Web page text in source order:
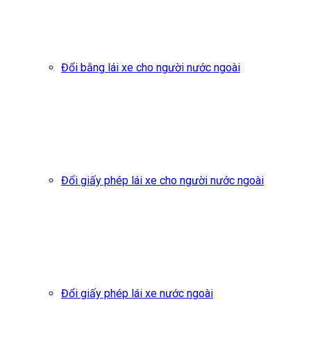
Đổi bằng lái xe cho người nước ngoài
Đổi giấy phép lái xe cho người nước ngoài
Đổi giấy phép lái xe nước ngoài